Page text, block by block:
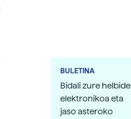
BULETINA
Bidali zure helbide
elektronikoa eta
jaso asteroko